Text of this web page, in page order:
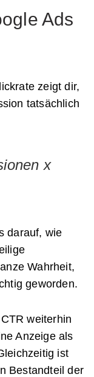
Ads
zeigt dir,
tatsächlich
x
darauf, wie
Wahrheit,
geworden.
weiterhin
Anzeige als
ist
Bestandteil der